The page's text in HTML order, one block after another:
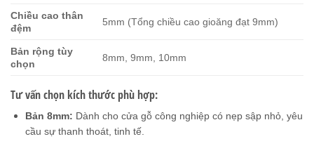
Chiều cao thân
đệm
5mm (Tổng chiều cao gioăng đạt 9mm)
Bản rộng tùy
chọn
8mm, 9mm, 10mm
Tư vấn chọn kích thước phù hợp:
Bản 8mm: Dành cho cửa gỗ công nghiệp có nẹp sập nhỏ, yêu
cầu sự thanh thoát, tinh tế.